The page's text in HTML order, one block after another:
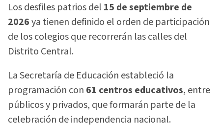
Los desfiles patrios del 15 de septiembre de
2026ya tienen definido el orden de participación
de los colegios que recorrerán las calles del
Distrito Central.
La Secretaría de Educación estableció la
programación con 61 centros educativos, entre
públicos y privados, que formarán parte de la
celebración de independencia nacional.